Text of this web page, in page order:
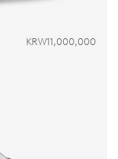
KRW11,000,000